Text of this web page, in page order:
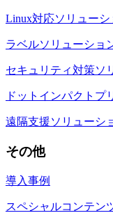
Linux対応ソリューシ
ラベルソリューショ
セキュリティ対策ソ
ドットインパクトプ
遠隔支援ソリューシ
その他
導入事例
スペシャルコンテン